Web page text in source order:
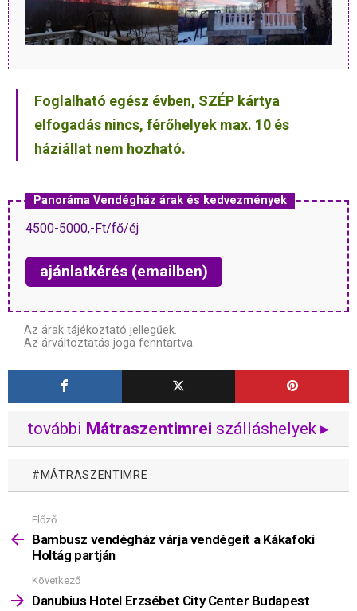
Foglalható egész évben, SZÉP kártya
elfogadás nincs, férőhelyek max. 10 és
háziállat nem hozható.
Panoráma Vendégház árak és kedvezmények
4500-5000,-Ft/fő/éj
ajánlatkérés (emailben)
Az árak tájékoztató jellegűek.
Az árváltoztatás joga fenntartva.
további Mátraszentimrei szálláshelyek ▸
MÁTRASZENTIMRE
Mutass
többet
Előző
Bambusz vendégház várja vendégeit a Kákafoki
Holtág partján
Következő
Danubius Hotel Erzsébet City Center Budapest